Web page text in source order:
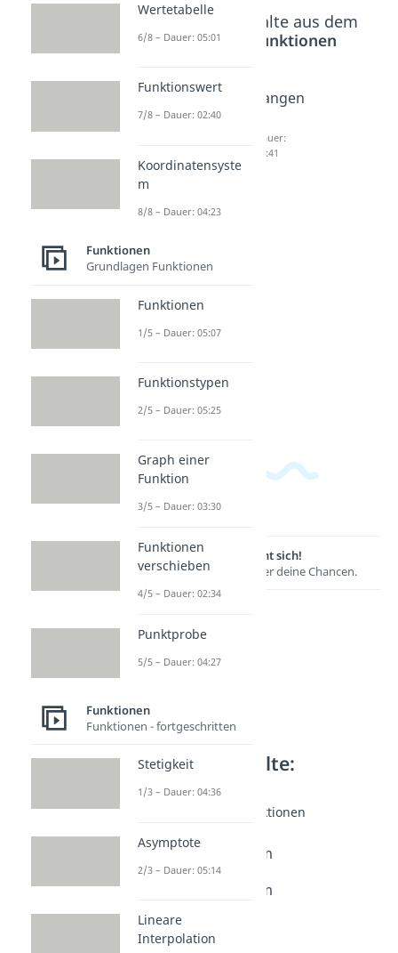
Beliebte Inhalte aus dem
Bereich
Funktionen
Nullstel
lenfor
Dauer:
04:21
Trigono
metrie
Tangen
Dauer:
04:41
Lernen lohnt sich!
Entdecke hier deine Chancen.
Weitere Inhalte:
Funktionen
Formen quadr. Funktionen
Scheitelpunktform
Dauer: 04:05
Scheitelpunktform
Nullstellenform
Dauer: 04:21
Wertetabelle
6/8 – Dauer: 05:01
Funktionswert
7/8 – Dauer: 02:40
Koordinatensyste
m
8/8 – Dauer: 04:23
Funktionen
Grundlagen Funktionen
Funktionen
1/5 – Dauer: 05:07
Funktionstypen
2/5 – Dauer: 05:25
Graph einer
Funktion
3/5 – Dauer: 03:30
Funktionen
verschieben
4/5 – Dauer: 02:34
Punktprobe
5/5 – Dauer: 04:27
Funktionen
Funktionen - fortgeschritten
Stetigkeit
1/3 – Dauer: 04:36
Asymptote
2/3 – Dauer: 05:14
Lineare
Interpolation